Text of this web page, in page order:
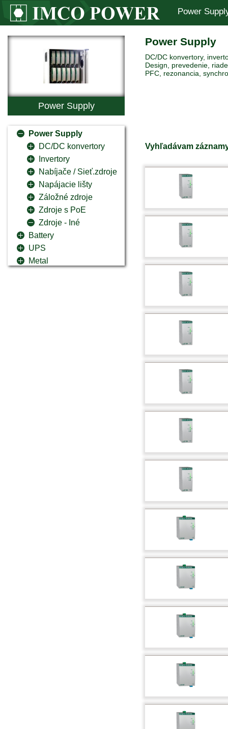
Power
Power Supply
Power Supply
DC/DC konvertory
Invertory
Nabíjače / Sieť.zdroje
Napájacie lišty
Záložné zdroje
Zdroje s PoE
Zdroje - Iné
Battery
UPS
Metal
Power Supply
DC/DC konvertory,
Design, prevedenie,
PFC, rezonancia,
Vyhľadávam